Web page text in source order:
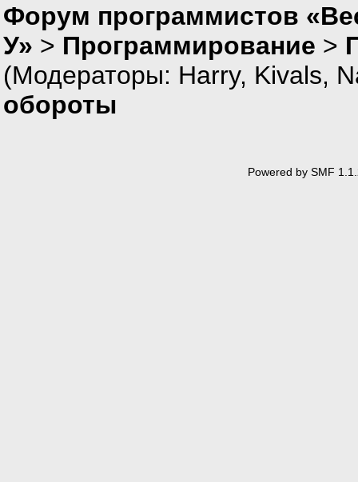
Форум программистов
У» > Программирование >
(Модераторы: Harry, Kivals,
обороты
Powered by SMF